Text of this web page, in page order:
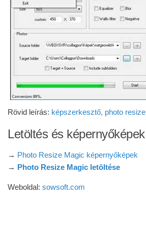
Rövid leírás: képszerkesztő, photo resize
Letöltés és képernyőképek
→ Photo Resize Magic képernyőképek
→ Photo Resize Magic letöltése
Weboldal: sowsoft.com